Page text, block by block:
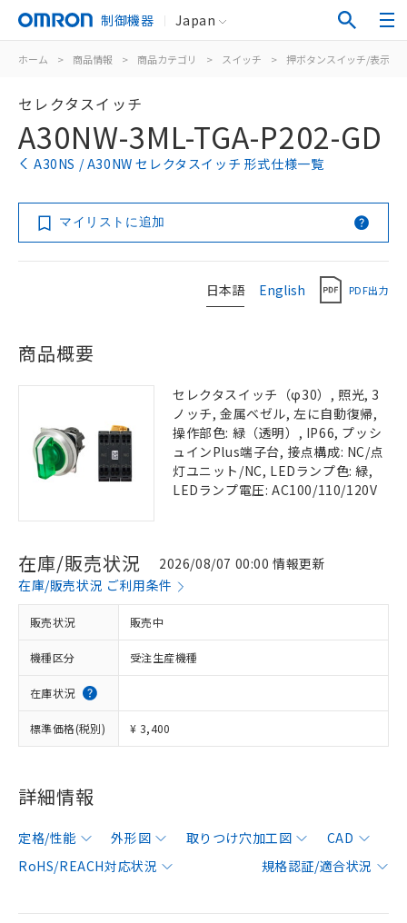
制御機器 Japan
ホーム > 商品情報 > 商品カテゴリ > スイッチ > 押ボタンスイッチ/表示灯
セレクタスイッチ
A30NW-3ML-TGA-P202-GD
A30NS / A30NW セレクタスイッチ 形式仕様一覧
マイリストに追加
日本語 English PDF出力
商品概要
セレクタスイッチ（φ30）, 照光, 3
ノッチ, 金属ベゼル, 左に自動復帰,
操作部色: 緑（透明）, IP66, プッシ
ュインPlus端子台, 接点構成: NC/点
灯ユニット/NC, LEDランプ色: 緑,
LEDランプ電圧: AC100/110/120V
在庫/販売状況
2026/08/07 00:00 情報更新
在庫/販売状況 ご利用条件
販売状況 販売中
機種区分 受注生産機種
在庫状況
標準価格(税別) ¥ 3,400
詳細情報
定格/性能 外形図 取りつけ穴加工図
CAD
RoHS/REACH対応状況
規格認証/適合状況